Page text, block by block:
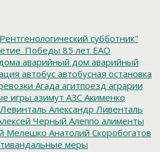
субботник"
85 лет ЕАО
аварийный дом аварийный
автобус автобусная остановка
Агада агитпоезд аграрии
игры азимут АЗС Акименко
Александр Ливенталь
Черный Алеппо алименты
Мелешко Анатолий Скоробогатов
меры